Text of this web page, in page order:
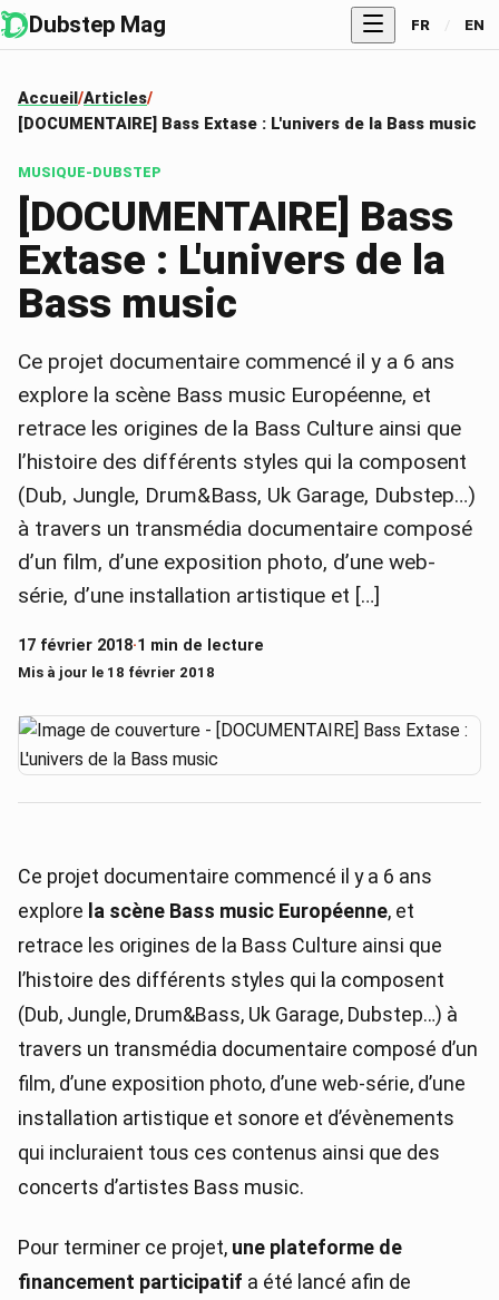
Dubstep Mag FR / EN
Accueil Articles
[DOCUMENTAIRE] Bass Extase : L'univers de la Bass music
MUSIQUE-DUBSTEP
[DOCUMENTAIRE] Bass
Extase : L'univers de la
Bass music
Ce projet documentaire commencé il y a 6 ans
explore la scène Bass music Européenne, et
retrace les origines de la Bass Culture ainsi que
l’histoire des différents styles qui la composent
(Dub, Jungle, Drum&Bass, Uk Garage, Dubstep…)
à travers un transmédia documentaire composé
d’un film, d’une exposition photo, d’une web-
série, d’une installation artistique et […]
17 février 2018·1 min de lecture
Mis à jour le 18 février 2018
Ce projet documentaire commencé il y a 6 ans
explore la scène Bass music Européenne, et
retrace les origines de la Bass Culture ainsi que
l’histoire des différents styles qui la composent
(Dub, Jungle, Drum&Bass, Uk Garage, Dubstep…) à
travers un transmédia documentaire composé d’un
film, d’une exposition photo, d’une web-série, d’une
installation artistique et sonore et d’évènements
qui incluraient tous ces contenus ainsi que des
concerts d’artistes Bass music.
Pour terminer ce projet, une plateforme de
financement participatif a été lancé afin de